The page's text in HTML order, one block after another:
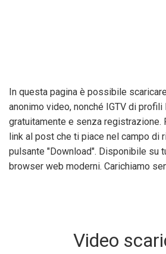
In questa pagina è possibile
anonimo video, nonché IGTV di
gratuitamente e senza registrazione.
link al post che ti piace nel campo di
pulsante "Download". Disponibile su
browser web moderni. Carichiamo
Video